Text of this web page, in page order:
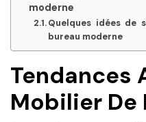
moderne
Quelques idées de
bureau moderne
Tendances
Mobilier De